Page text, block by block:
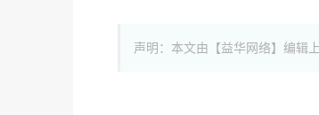
声明：本文由【益华网络】编辑